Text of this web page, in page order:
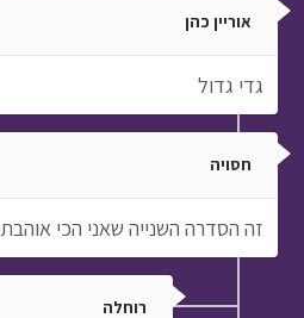
אוריין כהן
גדי גדול
חסויה
זה הסדרה השנייה שאני הכי
רוחלה